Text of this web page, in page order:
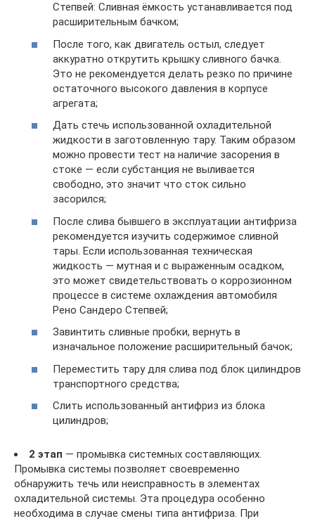
Степвей: Сливная ёмкость устанавливается под
расширительным бачком;
После того, как двигатель остыл, следует
аккуратно открутить крышку сливного бачка.
Это не рекомендуется делать резко по причине
остаточного высокого давления в корпусе
агрегата;
Дать стечь использованной охладительной
жидкости в заготовленную тару. Таким образом
можно провести тест на наличие засорения в
стоке — если субстанция не выливается
свободно, это значит что сток сильно
засорился;
После слива бывшего в эксплуатации антифриза
рекомендуется изучить содержимое сливной
тары. Если использованная техническая
жидкость — мутная и с выраженным осадком,
это может свидетельствовать о коррозионном
процессе в системе охлаждения автомобиля
Рено Сандеро Степвей;
Завинтить сливные пробки, вернуть в
изначальное положение расширительный бачок;
Переместить тару для слива под блок цилиндров
транспортного средства;
Слить использованный антифриз из блока
цилиндров;
2 этап — промывка системных составляющих.
Промывка системы позволяет своевременно
обнаружить течь или неисправность в элементах
охладительной системы. Эта процедура особенно
необходима в случае смены типа антифриза. При